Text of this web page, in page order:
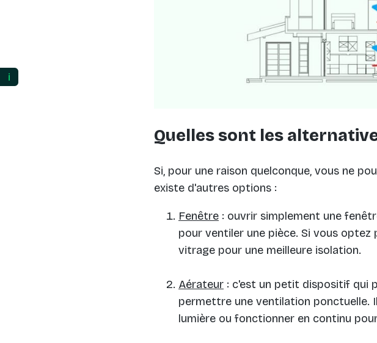
Quelles sont les
Si, pour une raison quelconque, vous ne
existe d'autres options :
Fenêtre : ouvrir simplement une
pour ventiler une pièce. Si vous
vitrage pour une meilleure isolation.
Aérateur : c'est un petit dispositif qui
permettre une ventilation ponctuelle.
lumière ou fonctionner en continu
ℹ️